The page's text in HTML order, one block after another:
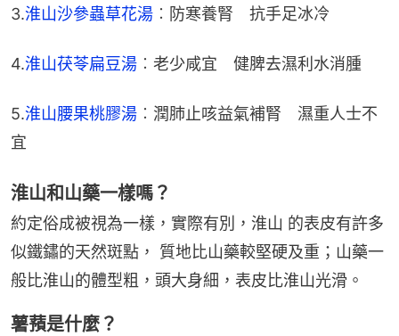
3.淮山沙參蟲草花湯 ︰防寒養腎　抗手足冰冷
4.淮山茯苓扁豆湯 ︰老少咸宜　健脾去濕利水消腫
5.淮山腰果桃膠湯 ︰潤肺止咳益氣補腎　濕重人士不
宜
淮山和山藥一樣嗎？
約定俗成被視為一樣，實際有別，淮山 的表皮有許多
似鐵鏽的天然斑點， 質地比山藥較堅硬及重；山藥一
般比淮山的體型粗，頭大身細，表皮比淮山光滑。
薯蕷是什麼？